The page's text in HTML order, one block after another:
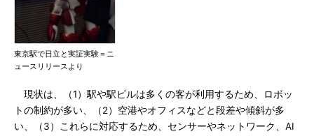
東京駅で日立と実証実験＝ニ
ュースリリースより
現状は、（1）駅や駅ビルは多くの客が利用するため、ロボッ
トの制約が多い、（2）空港やオフィスなどと段差や傾斜が多
い、（3）これらに対応するため、センサーやネットワーク、AI